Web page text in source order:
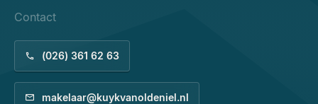
Contact
(026) 361 62 63
makelaar@kuykvanoldeniel.nl